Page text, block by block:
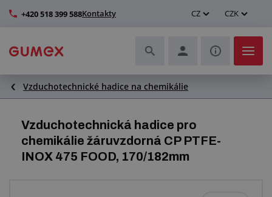
+420 518 399 588Kontakty CZ CZK
Hadice a jejich kompletace
Profily a výroba těsnění
Technické plasty
Vzduchotechnické hadice na chemikálie
Vzduchotechnická hadice pro
chemikálie žáruvzdorná CP PTFE-
INOX 475 FOOD, 170/182mm